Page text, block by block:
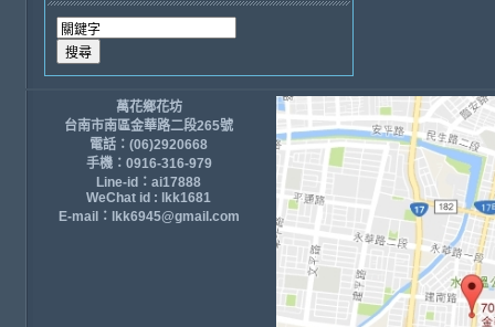
萬花鄉花坊
台南市南區金華路二段265號
電話：(06)2920668
手機：0916-316-979
Line-id：ai17888
WeChat id : lkk1681
E-mail：lkk6945@gmail.com